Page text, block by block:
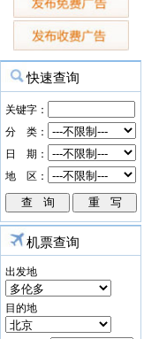
机票查询
出发地
目的地